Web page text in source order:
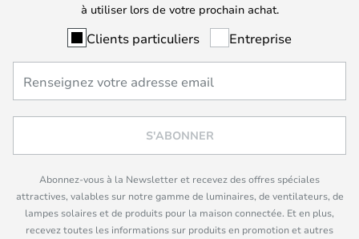
à utiliser lors de votre prochain achat.
Clients particuliers Entreprise
S'ABONNER
Abonnez-vous à la Newsletter et recevez des offres spéciales
attractives, valables sur notre gamme de luminaires, de ventilateurs, de
lampes solaires et de produits pour la maison connectée. Et en plus,
recevez toutes les informations sur produits en promotion et autres